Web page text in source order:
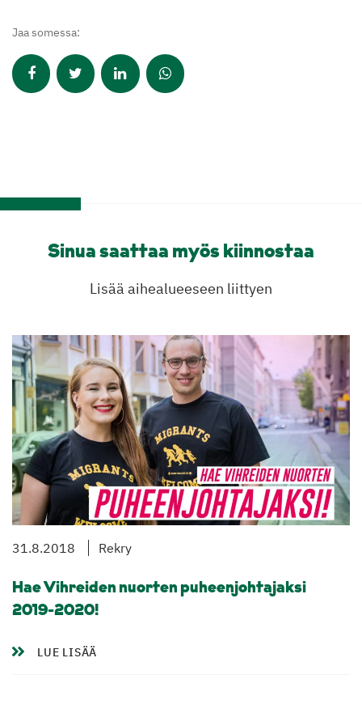
Jaa somessa:
Sinua saattaa myös kiinnostaa
Lisää aihealueeseen liittyen
31.8.2018 Rekry
Hae Vihreiden nuorten puheenjohtajaksi
2019-2020!
LUE LISÄÄ